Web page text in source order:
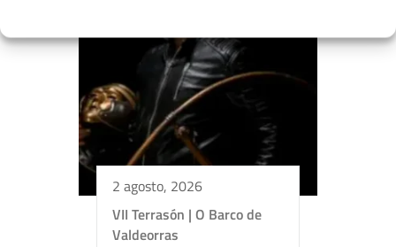
2 agosto, 2026
VII Terrasón | O Barco de
Valdeorras